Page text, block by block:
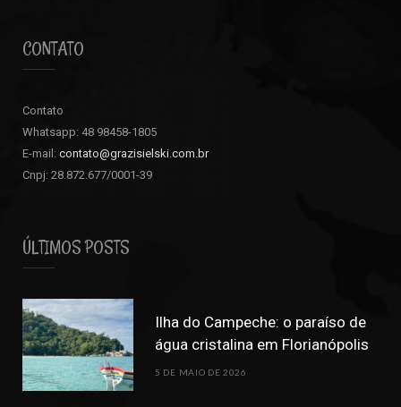
CONTATO
Contato
Whatsapp: 48 98458-1805
E-mail: contato@grazisielski.com.br
Cnpj: 28.872.677/0001-39
ÚLTIMOS POSTS
Ilha do Campeche: o paraíso de
água cristalina em Florianópolis
5 DE MAIO DE 2026